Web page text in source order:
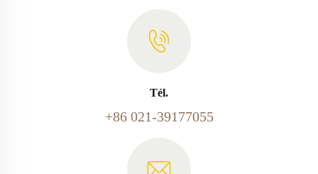
Tél.
+86 021-39177055